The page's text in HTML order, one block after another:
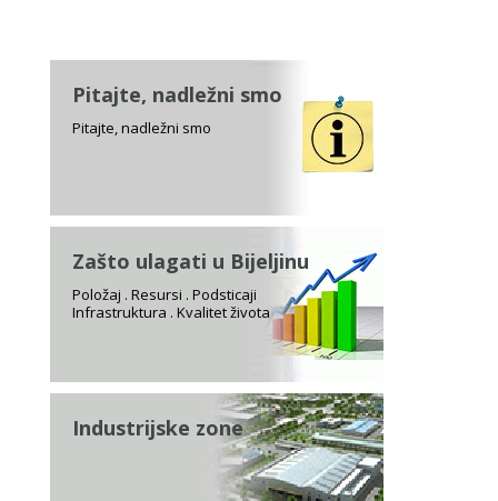
Pitajte, nadležni smo
Pitajte, nadležni smo
Zašto ulagati u Bijeljinu
Položaj . Resursi . Podsticaji
Infrastruktura . Kvalitet života
Industrijske zone